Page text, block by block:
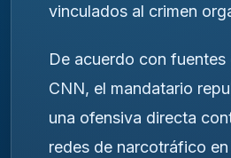
vinculados al crimen
De acuerdo con
CNN, el mandatario
una ofensiva directa
redes de narcotráfico